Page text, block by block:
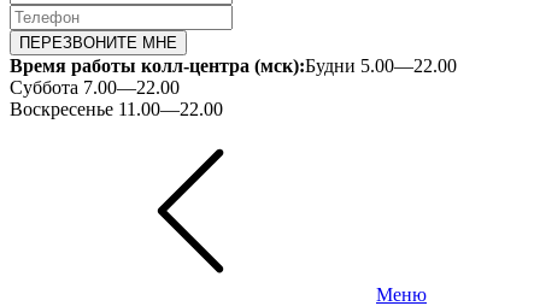
ПЕРЕЗВОНИТЕ МНЕ
Время работы колл-центра (мск):Будни 5.00—22.00
Суббота 7.00—22.00
Воскресенье 11.00—22.00
Меню